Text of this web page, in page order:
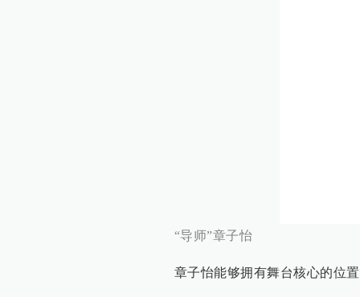
“导师”章子怡
章子怡能够拥有舞台核心的位